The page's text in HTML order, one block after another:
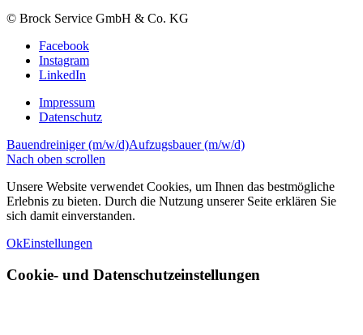
© Brock Service GmbH & Co. KG
Facebook
Instagram
LinkedIn
Impressum
Datenschutz
Bauendreiniger (m/w/d)Aufzugsbauer (m/w/d)
Nach oben scrollen
Unsere Website verwendet Cookies, um Ihnen das bestmögliche
Erlebnis zu bieten. Durch die Nutzung unserer Seite erklären Sie
sich damit einverstanden.
OkEinstellungen
Cookie- und Datenschutzeinstellungen